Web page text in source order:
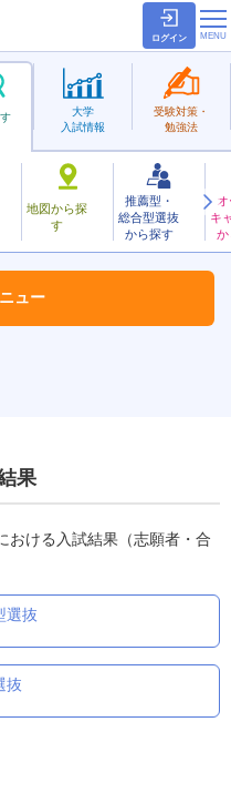
ログイン
地図から探
す
推薦型・
総合型選抜
から探す
キ
か
大学
入試情報
受験対策・
勉強法
お気に入り
ュー
果
おける入試結果（志願者・合
選抜
抜